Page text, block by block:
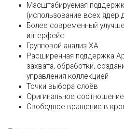
Масштабируемая
(использование всех ядер
Более современный
интерфейс
Групповой анализ ХА
Расширенная поддержка
захвата, обработки,
управления коллекцией
Точки выбора слоёв
Оригинальное
Свободное вращение в